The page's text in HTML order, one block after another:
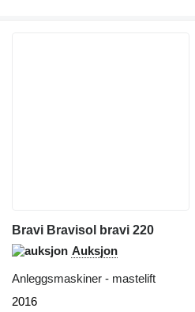
Bravi Bravisol bravi 220
Auksjon
Anleggsmaskiner - mastelift
2016